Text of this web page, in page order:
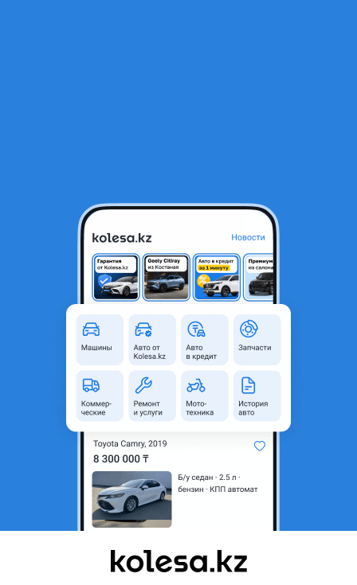
Привозная акпп BBJ V3.0
Астана, Акмолинская
область
Б/y
Оригинальность
Оригинал
Возможна рассрочка или
Комментарий продавца